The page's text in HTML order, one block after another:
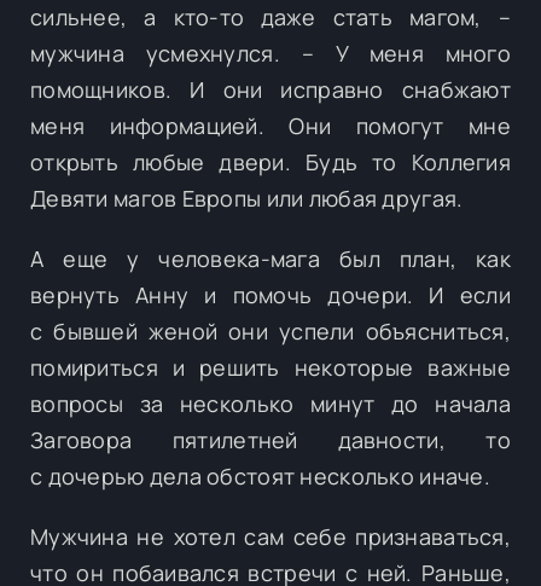
сильнее, а кто-то даже стать магом, –
мужчина усмехнулся. – У меня много
помощников. И они исправно снабжают
меня информацией. Они помогут мне
открыть любые двери. Будь то Коллегия
Девяти магов Европы или любая другая.
А еще у человека-мага был план, как
вернуть Анну и помочь дочери. И если
с бывшей женой они успели объясниться,
помириться и решить некоторые важные
вопросы за несколько минут до начала
Заговора пятилетней давности, то
с дочерью дела обстоят несколько иначе.
Мужчина не хотел сам себе признаваться,
что он побаивался встречи с ней. Раньше,